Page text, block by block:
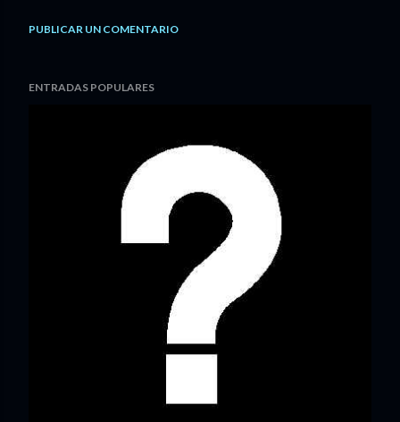
PUBLICAR UN COMENTARIO
ENTRADAS POPULARES